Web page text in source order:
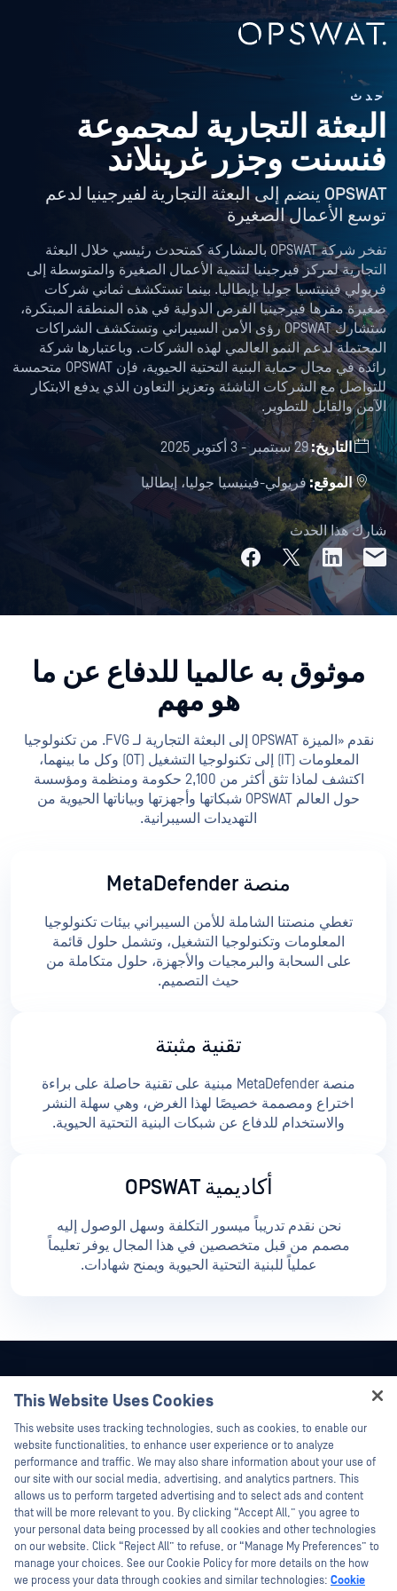
حدث
البعثة التجارية لمجموعة
فنسنت وجزر غرينلاند
OPSWAT ينضم إلى البعثة التجارية لفيرجينيا لدعم
توسع الأعمال الصغيرة
تفخر شركة OPSWAT بالمشاركة كمتحدث رئيسي خلال البعثة
التجارية لمركز فيرجينيا لتنمية الأعمال الصغيرة والمتوسطة إلى
فريولي فينيتسيا جوليا بإيطاليا. بينما تستكشف ثماني شركات
صغيرة مقرها فيرجينيا الفرص الدولية في هذه المنطقة المبتكرة،
ستشارك OPSWAT رؤى الأمن السيبراني وتستكشف الشراكات
المحتملة لدعم النمو العالمي لهذه الشركات. وباعتبارها شركة
رائدة في مجال حماية البنية التحتية الحيوية، فإن OPSWAT متحمسة
للتواصل مع الشركات الناشئة وتعزيز التعاون الذي يدفع الابتكار
الآمن والقابل للتطوير.
التاريخ:29 سبتمبر - 3 أكتوبر 2025
الموقع:فريولي-فينيسيا جوليا، إيطاليا
شارك هذا الحدث
موثوق به عالميا للدفاع عن ما
هو مهم
نقدم «الميزة OPSWAT إلى البعثة التجارية لـ FVG. من تكنولوجيا
المعلومات (IT) إلى تكنولوجيا التشغيل (OT) وكل ما بينهما،
اكتشف لماذا تثق أكثر من 2,100 حكومة ومنظمة ومؤسسة
حول العالم OPSWAT شبكاتها وأجهزتها وبياناتها الحيوية من
التهديدات السيبرانية.
منصة MetaDefender
تغطي منصتنا الشاملة للأمن السيبراني بيئات تكنولوجيا
المعلومات وتكنولوجيا التشغيل، وتشمل حلول قائمة
على السحابة والبرمجيات والأجهزة، حلول متكاملة من
حيث التصميم.
تقنية مثبتة
منصة MetaDefender مبنية على تقنية حاصلة على براءة
اختراع ومصممة خصيصًا لهذا الغرض، وهي سهلة النشر
والاستخدام للدفاع عن شبكات البنية التحتية الحيوية.
أكاديمية OPSWAT
نحن نقدم تدريباً ميسور التكلفة وسهل الوصول إليه
مصمم من قبل متخصصين في هذا المجال يوفر تعليماً
عملياً للبنية التحتية الحيوية ويمنح شهادات.
MetaAccess OPSWAT و Trust no File. Trust No Device. و OPSWAT و Protecting the
This Website Uses Cookies
This website uses tracking technologies, such as cookies, to enable our
website functionalities, to enhance user experience or to analyze
performance and traffic. We may also share information about your use of
our site with our social media, advertising, and analytics partners. This
allows us to perform targeted advertising and to select ads and content
that will be more relevant to you. By clicking “Accept All,” you agree to
your personal data being processed by all cookies and other technologies
on our website. Click “Reject All” to refuse, or “Manage My Preferences” to
manage your choices. See our Cookie Policy for more details on the how
we process your data through cookies and similar technologies: Cookie
Hey there!
I'm Ozzy, your OPSWAT virtual assistant.
How can I help you secure what's critical
today?